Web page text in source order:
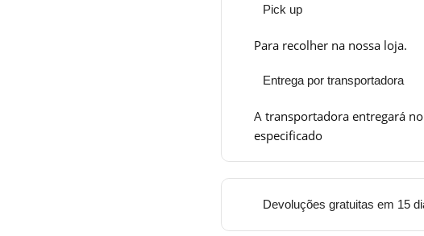
Pick up
Para recolher na nossa loja.
Entrega por transportadora
A transportadora entregará
especificado
Devoluções gratuitas em 15